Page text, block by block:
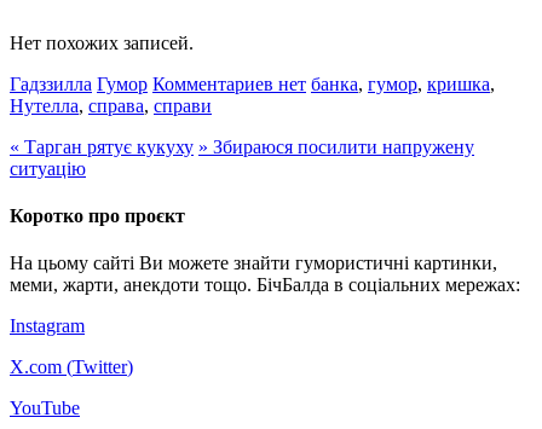
Нет похожих записей.
Гадззилла Гумор Комментариев нет банка, гумор, кришка,
Нутелла, справа, справи
« Тарган рятує кукуху » Збираюся посилити напружену
ситуацію
Коротко про проєкт
На цьому сайті Ви можете знайти гумористичні картинки,
меми, жарти, анекдоти тощо. БічБалда в соціальних мережах:
Instagram
X.com (Twitter)
YouTube